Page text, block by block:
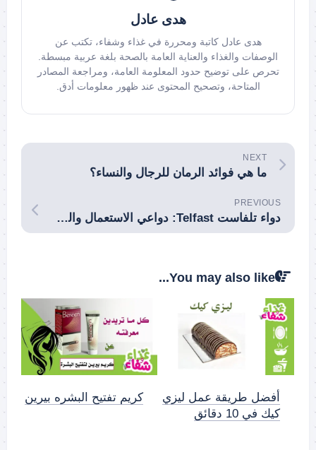
هدى عادل
هدى عادل كاتبة ومحررة في غذاء وشفاء، تكتب عن
الوصفات والغذاء والعناية العامة بالصحة بلغة عربية مبسطة.
تحرص على توضيح حدود المعلومة العامة، ومراجعة المصادر
المتاحة، وتصحيح المحتوى عند ظهور معلومات أدق.
NEXT
ما هي فوائد الرمان للرجال والنساء؟
PREVIOUS
دواء تلفاست Telfast: دواعي الاستعمال والجرعات والتحذيرات
You may also like...
كريم تفتيح البشره بيرين
أفضل طريقة عمل ليزي
كيك في 10 دقائق